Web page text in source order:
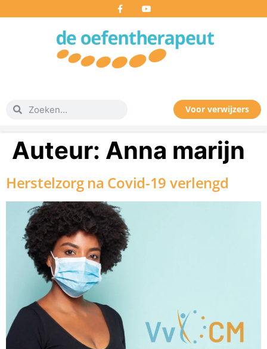
Voor verwijzers
Auteur: Anna marijn
Herstelzorg na Covid-19 verlengd